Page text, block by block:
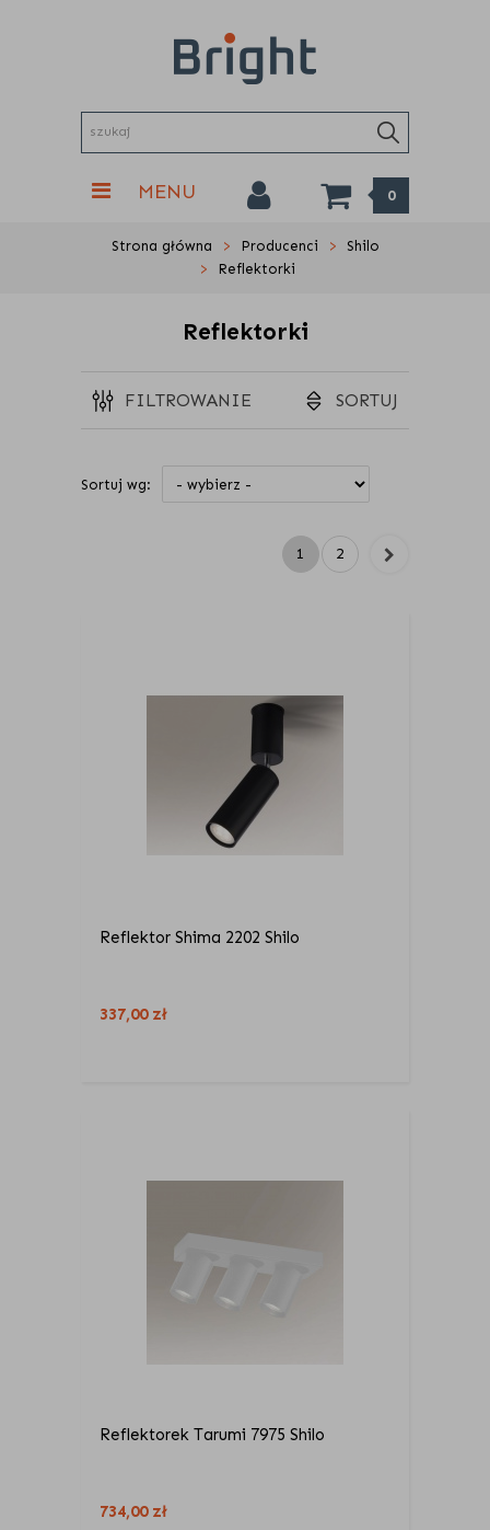
MENU 0
Strona główna Producenci
Shilo
Reflektorki
Reflektorki
FILTROWANIE SORTUJ
Sortuj wg:
1 2
Reflektor Shima 2202 Shilo
337,00 zł
Reflektorek Tarumi 7975 Shilo
734,00 zł